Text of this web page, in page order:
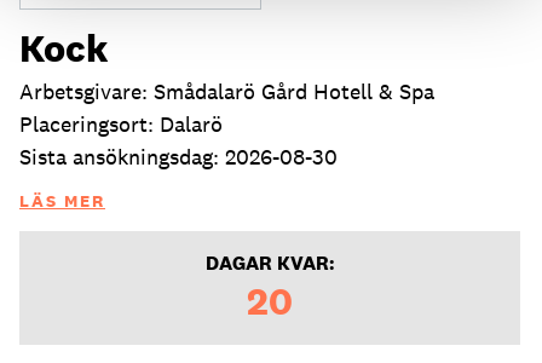
Kock
Arbetsgivare: Smådalarö Gård Hotell & Spa
Placeringsort: Dalarö
Sista ansökningsdag: 2026-08-30
LÄS MER
DAGAR KVAR:
20